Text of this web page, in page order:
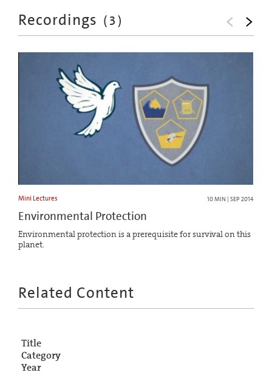
Recordings (3)
Mini Lectures 10 MIN | SEP 2014
Environmental Protection
Environmental protection is a prerequisite for survival on this
planet.
Related Content
Title
Category
Year